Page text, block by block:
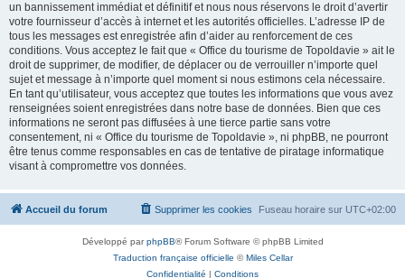
un bannissement immédiat et définitif et nous nous réservons le droit d’avertir
votre fournisseur d’accès à internet et les autorités officielles. L’adresse IP de
tous les messages est enregistrée afin d’aider au renforcement de ces
conditions. Vous acceptez le fait que « Office du tourisme de Topoldavie » ait le
droit de supprimer, de modifier, de déplacer ou de verrouiller n’importe quel
sujet et message à n’importe quel moment si nous estimons cela nécessaire.
En tant qu’utilisateur, vous acceptez que toutes les informations que vous avez
renseignées soient enregistrées dans notre base de données. Bien que ces
informations ne seront pas diffusées à une tierce partie sans votre
consentement, ni « Office du tourisme de Topoldavie », ni phpBB, ne pourront
être tenus comme responsables en cas de tentative de piratage informatique
visant à compromettre vos données.
Accueil du forum Fuseau horaire sur UTC+02:00
Supprimer les cookies
Développé parphpBB® Forum Software © phpBB Limited
Traduction française officielle ©Miles Cellar
Confidentialité | Conditions